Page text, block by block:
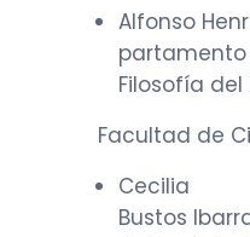
Alfonso
partamento
Filosofía del
Facultad de
Cecilia
Bustos